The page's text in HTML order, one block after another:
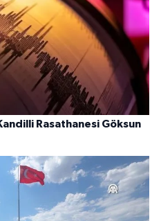
Rasathanesi Göksun